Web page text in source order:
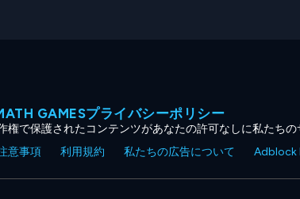
GAMESプライバシーポリシー
権で保護されたコンテンツがあなたの許可なしに私たち
意事項
利用規約 私たちの広告について Adblock